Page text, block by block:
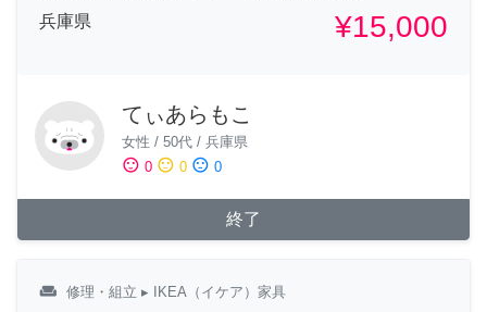
兵庫県
¥15,000
てぃあらもこ
女性 / 50代 / 兵庫県
sentiment_satisfied 0 sentiment_neutral 0 sentiment_dissatisfied 0
終了
weekend 修理・組立 ▸ IKEA（イケア）家具